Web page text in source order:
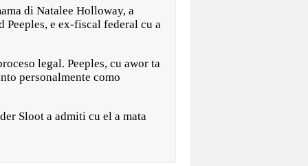
di Natalee Holloway, a
e ex-fiscal federal cu a
legal. Peeples, cu awor ta
personalmente como
Sloot a admiti cu el a mata